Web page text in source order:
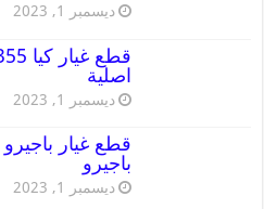
ديسمبر 1, 2023
اصلية
ديسمبر 1, 2023
باجيرو
ديسمبر 1, 2023